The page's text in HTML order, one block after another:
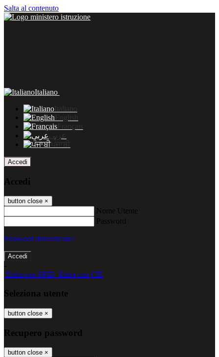
Salta al contenuto
Italiano
Italiano
English
Français
عربى
ਪੰਜਾਬੀ
Accedi
Accedi
button close ×
Nome Utente
Password
Password dimenticata?
-
Entra con SPID Entra con CIE
Seleziona utente
button close ×
Recupero password
button close ×